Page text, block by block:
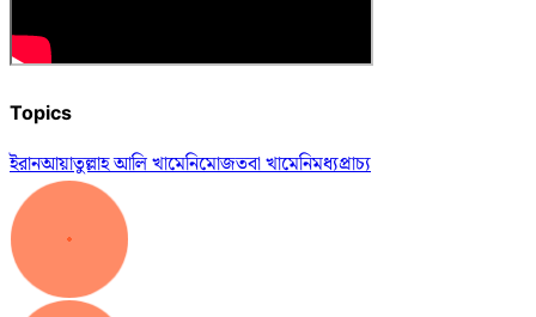
Topics
ইরানআয়াতুল্লাহ আলি খামেনিমোজতবা খামেনিমধ্যপ্রাচ্য